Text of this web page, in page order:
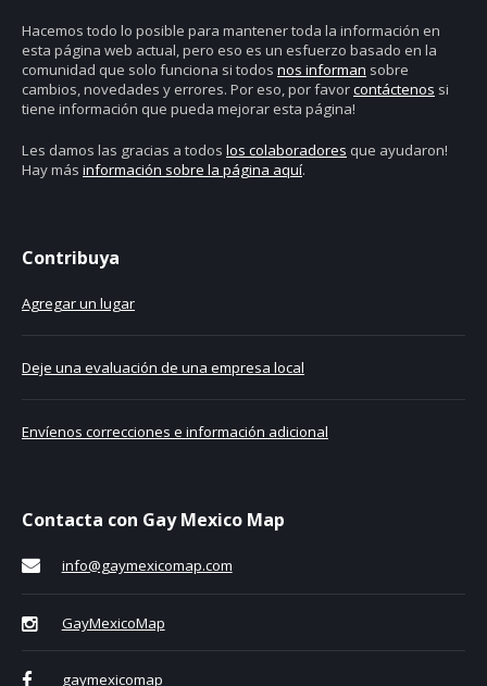
Hacemos todo lo posible para mantener toda la información en
esta página web actual, pero eso es un esfuerzo basado en la
comunidad que solo funciona si todos nos informan sobre
cambios, novedades y errores. Por eso, por favorcontáctenos si
tiene información que pueda mejorar esta página!
Les damos las gracias a todos los colaboradores que ayudaron!
Hay más información sobre la página aquí.
Contribuya
Agregar un lugar
Deje una evaluación de una empresa local
Envíenos correcciones e información adicional
Contacta con Gay Mexico Map
info@gaymexicomap.com
GayMexicoMap
gaymexicomap